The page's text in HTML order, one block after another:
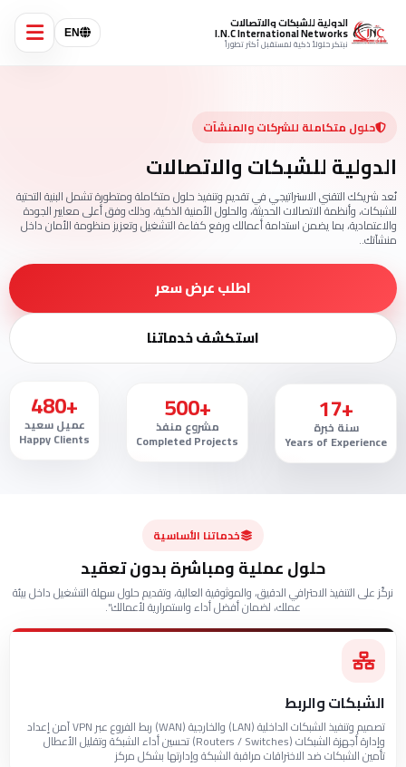
الدولية للشبكات والاتصالات
I.N.C International Networks
نبتكر حلولاً ذكية لمستقبل أكثر تطوراً
EN
حلول متكاملة للشركات والمنشآت
الدولية للشبكات والاتصالات
نُعد شريكك التقني الاستراتيجي في تقديم وتنفيذ حلول متكاملة ومتطورة تشمل البنية التحتية
للشبكات، وأنظمة الاتصالات الحديثة، والحلول الأمنية الذكية، وذلك وفق أعلى معايير الجودة
والاعتمادية، بما يضمن استدامة أعمالك ورفع كفاءة التشغيل وتعزيز منظومة الأمان داخل
منشآتك..
اطلب عرض سعر
استكشف خدماتنا
+17
سنة خبرة
Years of Experience
+500
مشروع منفذ
Completed Projects
+480
عميل سعيد
Happy Clients
خدماتنا الأساسية
حلول عملية ومباشرة بدون تعقيد
نركّز على التنفيذ الاحترافي الدقيق، والموثوقية العالية، وتقديم حلول سهلة التشغيل داخل بيئة
عملك، لضمان أفضل أداء واستمرارية لأعمالك.".
الشبكات والربط
تصميم وتنفيذ الشبكات الداخلية (LAN) والخارجية (WAN) ربط الفروع عبر VPN آمن إعداد
وإدارة أجهزة الشبكات (Routers / Switches) تحسين أداء الشبكة وتقليل الأعطال
تأمين الشبكات ضد الاختراقات مراقبة الشبكة وإدارتها بشكل مركز